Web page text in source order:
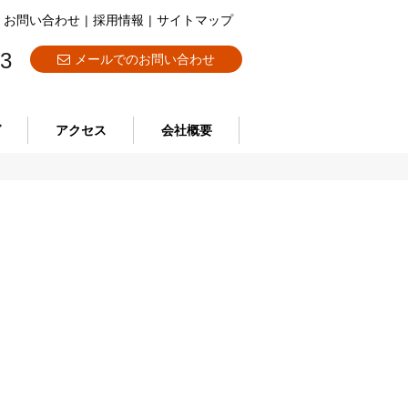
お問い合わせ | 採用情報 | サイトマップ
メールでのお問い合わせ
アクセス 会社概要